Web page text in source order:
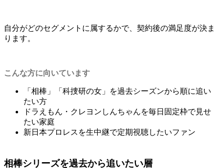
自分がどのセグメントに属するかで、契約後の満足度が決ま
ります。
こんな方に向いています
「相棒」「科捜研の女」を過去シーズンから順に追い
たい方
ドラえもん・クレヨンしんちゃんを毎日固定枠で見せ
たい家庭
新日本プロレスを生中継で定期視聴したいファン
相棒シリーズを過去から追いたい層